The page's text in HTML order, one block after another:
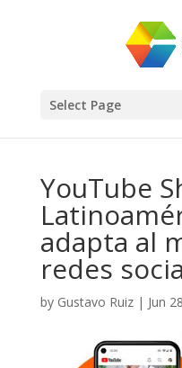
Select Page
YouTube
adapta al
redes
by Gustavo Ruiz| Jun